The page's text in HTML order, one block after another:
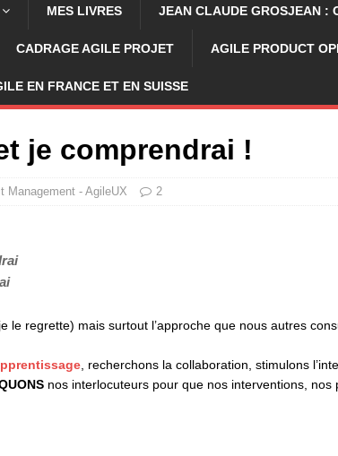
MES LIVRES JEAN CLAUDE GROSJEAN :
CADRAGE AGILE PROJET AGILE PRODUCT
EN FRANCE ET EN SUISSE
je comprendrai !
Management - AgileUX 2
le regrette) mais surtout l’approche que nous autres
, recherchons la collaboration, stimulons
nos interlocuteurs pour que nos interventions, nos